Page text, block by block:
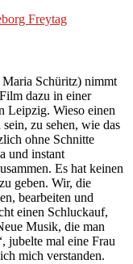
Freytag
Schüritz) nimmt
dazu in einer
Leipzig. Wieso einen
zu sehen, wie das
ohne Schnitte
und instant
Es hat keinen
geben. Wir, die
bearbeiten und
einen Schluckauf,
Musik, die man
jubelte mal eine Frau
mich verstanden.